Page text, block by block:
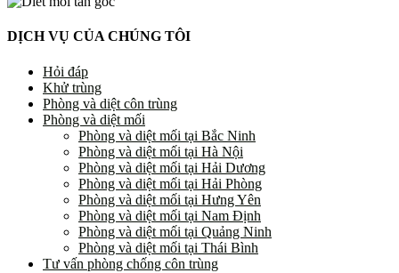
DỊCH VỤ CỦA CHÚNG TÔI
Hỏi đáp
Khử trùng
Phòng và diệt côn trùng
Phòng và diệt mối
Phòng và diệt mối tại Bắc Ninh
Phòng và diệt mối tại Hà Nội
Phòng và diệt mối tại Hải Dương
Phòng và diệt mối tại Hải Phòng
Phòng và diệt mối tại Hưng Yên
Phòng và diệt mối tại Nam Định
Phòng và diệt mối tại Quảng Ninh
Phòng và diệt mối tại Thái Bình
Tư vấn phòng chống côn trùng